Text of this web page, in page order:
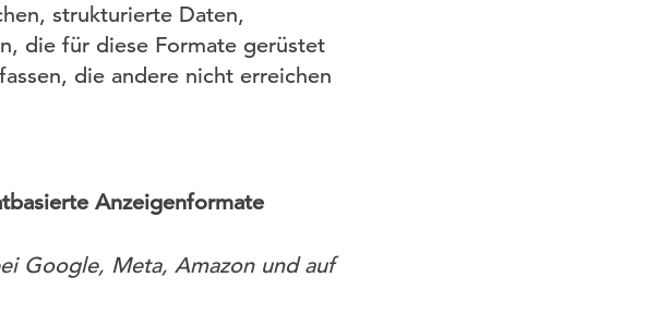
strukturierte Daten,
die für diese Formate gerüstet
die andere nicht erreichen
Anzeigenformate
Google, Meta, Amazon und auf